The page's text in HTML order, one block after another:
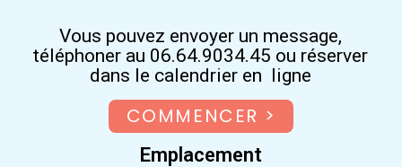
Vous pouvez envoyer un message,
téléphoner au 06.64.9034.45 ou réserver
dans le calendrier en ligne
COMMENCER >
Emplacement